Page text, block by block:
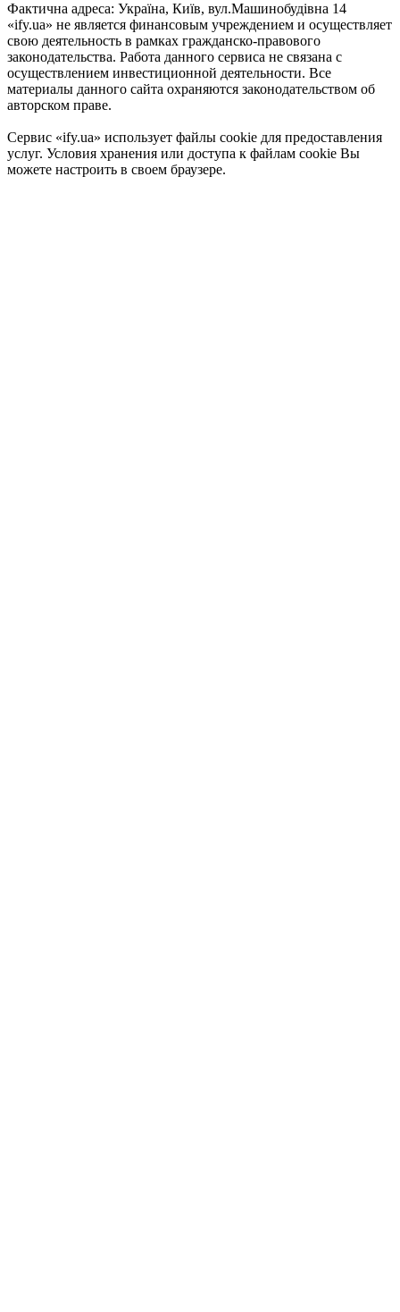
Фактична адреса: Україна, Київ, вул.Машинобудівна 14
«ify.ua» не является финансовым учреждением и осуществляет
свою деятельность в рамках гражданско-правового
законодательства. Работа данного сервиса не связана с
осуществлением инвестиционной деятельности. Все
материалы данного сайта охраняются законодательством об
авторском праве.
Сервис «ify.ua» использует файлы cookie для предоставления
услуг. Условия хранения или доступа к файлам cookie Вы
можете настроить в своем браузере.